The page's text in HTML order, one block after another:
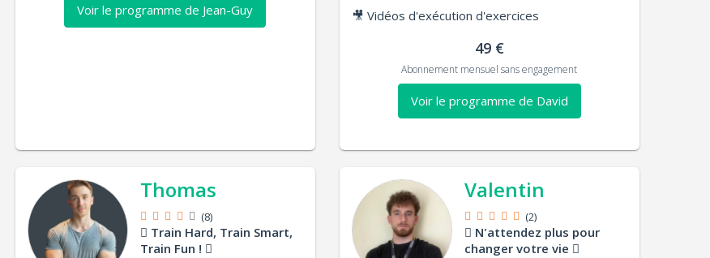
Voir le programme de Jean-Guy
🎥 Vidéos d'exécution d'exercices
49 €
Abonnement mensuel sans engagement
Voir le programme de David
Thomas
(8)
Train Hard, Train Smart,
Train Fun !
Valentin
(2)
N'attendez plus pour
changer votre vie